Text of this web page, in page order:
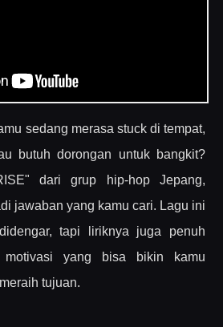
sedang merasa stuck di tempat,
butuh dorongan untuk bangkit?
dari grup hip-hop Jepang,
jawaban yang kamu cari. Lagu ini
tapi liriknya juga penuh
yang bisa bikin kamu
tujuan.